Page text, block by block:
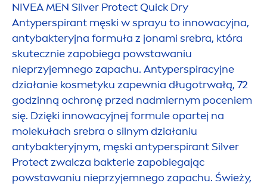
NIVEAMEN Silver ProtectQuick Dry
Antyperspirant męski w sprayu to innowacyjna,
antybakteryjna formuła z jonami srebra, która
skutecznie zapobiega powstawaniu
nieprzyjemnego zapachu. Antyperspiracyjne
działanie kosmetyku zapewnia długotrwałą, 72
godzinną ochronę przed nadmiernym poceniem
się. Dzięki innowacyjnej formule opartej na
molekułach srebra o silnym działaniu
antybakteryjnym, męski antyperspirant Silver
Protectzwalcza bakterie zapobiegając
powstawaniu nieprzyjemnego zapachu. Świeży,